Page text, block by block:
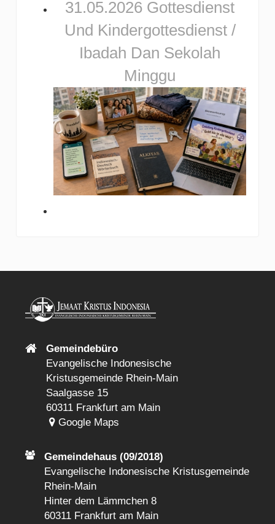
31.05.2026 Gottesdienst
Und Kindergottesdienst /
Ibadah Dan Sekolah
Minggu
Gemeindebüro
Evangelische Indonesische
Kristusgemeinde Rhein-Main
Saalgasse 15
60311 Frankfurt am Main
Google Maps
Gemeindehaus (09/2018)
Evangelische Indonesische Kristusgemeinde
Rhein-Main
Hinter dem Lämmchen 8
60311 Frankfurt am Main